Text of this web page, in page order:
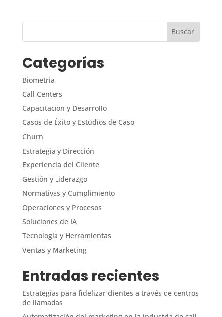
Categorías
Biometria
Call Centers
Capacitación y Desarrollo
Casos de Éxito y Estudios de Caso
Churn
Estrategia y Dirección
Experiencia del Cliente
Gestión y Liderazgo
Normativas y Cumplimiento
Operaciones y Procesos
Soluciones de IA
Tecnología y Herramientas
Ventas y Marketing
Entradas recientes
Estrategias para fidelizar clientes a través de centros
de llamadas